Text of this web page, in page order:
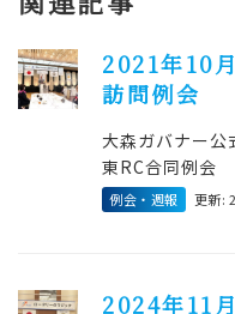
2021年10
訪問例会
大森ガバナー
東RC合同例会
例会・週報 更新:
2024年11